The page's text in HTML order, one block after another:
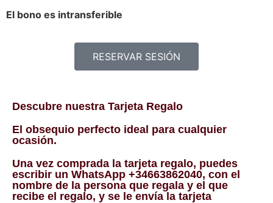
El bono es intransferible
RESERVAR SESIÓN
Descubre nuestra Tarjeta Regalo
El obsequio perfecto ideal para cualquier
ocasión.
Una vez comprada la tarjeta regalo, puedes
escribir un WhatsApp +34663862040, con el
nombre de la persona que regala y el que
recibe el regalo, y se le envía la tarjeta